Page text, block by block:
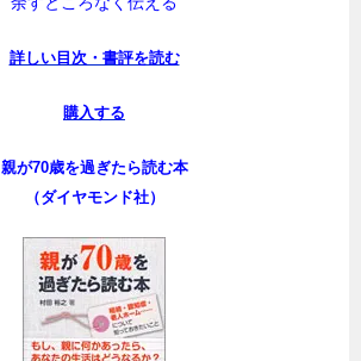
詳しい目次・書評を読む
購入する
親が70歳を過ぎたら読む本
（ダイヤモンド社）